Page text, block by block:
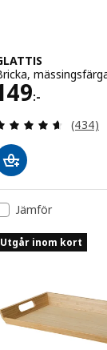
:-
149:-
(434)
Jämför
Utgår inom kort